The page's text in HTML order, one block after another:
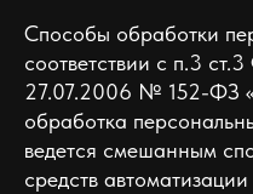
Способы обработки
соответствии с п.3
27.07.2006 № 152-ФЗ
обработка
ведется смешанным
средств